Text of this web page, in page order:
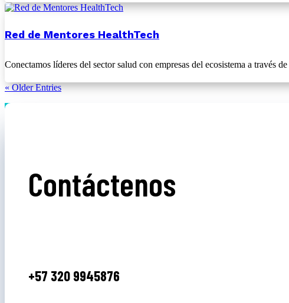
Red de Mentores HealthTech
Conectamos líderes del sector salud con empresas del ecosistema a través
« Older Entries
Contáctenos
+57 320 9945876